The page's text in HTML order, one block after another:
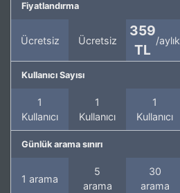
Fiyatlandırma
Ücretsiz Ücretsiz
359
TL
/aylık
Kullanıcı Sayısı
1
Kullanıcı
1
Kullanıcı
1
Kullanıcı
Günlük arama sınırı
1 arama
5
arama
30
arama